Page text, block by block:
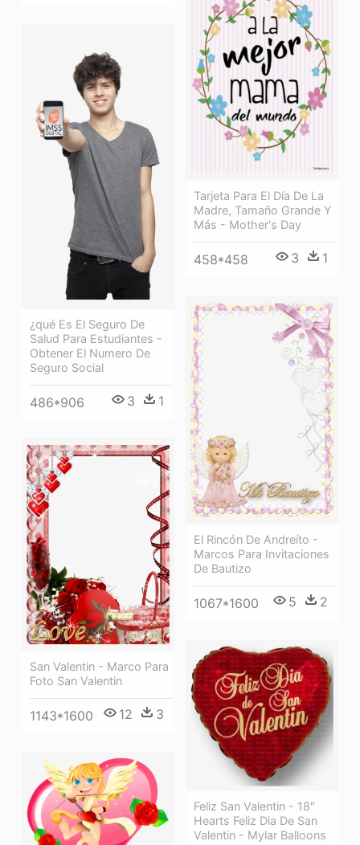
Tarjeta Para El Día De La
Madre, Tamaño Grande Y
Más - Mother's Day
458*458 3 1
¿qué Es El Seguro De
Salud Para Estudiantes -
Obtener El Numero De
Seguro Social
486*906 3 1
El Rincón De Andreíto -
Marcos Para Invitaciones
De Bautizo
1067*1600 5 2
San Valentin - Marco Para
Foto San Valentin
1143*1600 12 3
Feliz San Valentin - 18"
Hearts Feliz Dia De San
Valentin - Mylar Balloons